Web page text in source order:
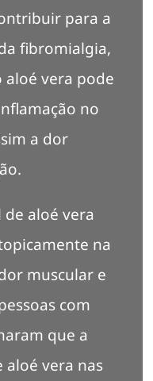
para a
fibromialgia,
aloé vera pode
no
a dor
aloé vera
na
muscular e
com
que a
aloé vera nas